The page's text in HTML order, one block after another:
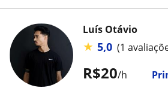
R$20/h
Luís Otávio
★ 5,0 (1